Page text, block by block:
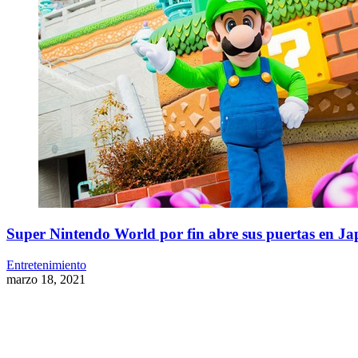
Super Nintendo World por fin abre sus puertas en
Entretenimiento
marzo 18, 2021